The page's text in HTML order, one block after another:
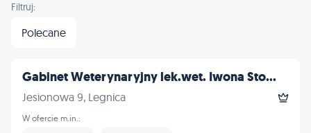
Filtruj:
Polecane
Gabinet Weterynaryjny lek.wet. Iwona Sto...
Jesionowa 9, Legnica
W ofercie m.in.: